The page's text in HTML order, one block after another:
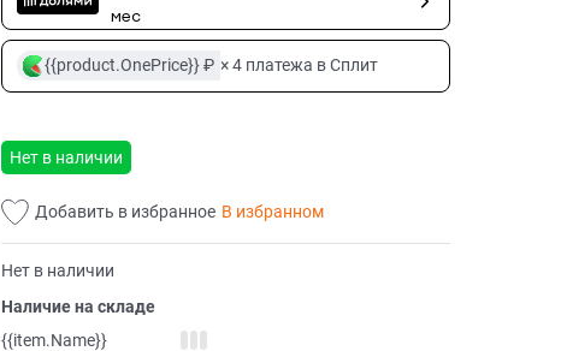
мес
{{product.OnePrice}} ₽ × 4 платежа в Сплит
Нет в наличии
Добавить в избранное В избранном
Нет в наличии
Наличие на складе
{{item.Name}}